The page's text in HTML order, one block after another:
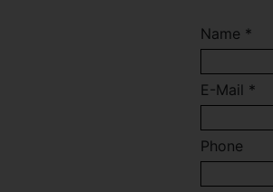
Name *
E-Mail *
Phone